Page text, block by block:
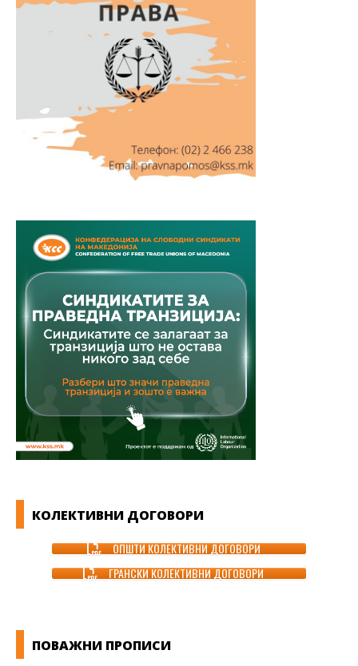
КОЛЕКТИВНИ ДОГОВОРИ
ОПШТИ КОЛЕКТИВНИ ДОГОВОРИ
ГРАНСКИ КОЛЕКТИВНИ ДОГОВОРИ
ПОВАЖНИ ПРОПИСИ